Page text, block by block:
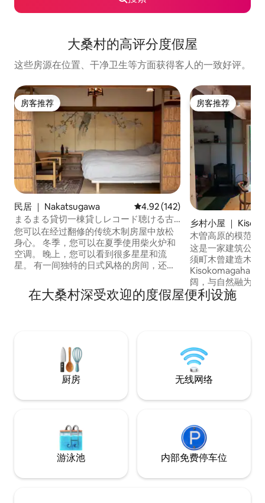
大桑村的高评分度假屋
这些房源在位置、干净卫生等方面获得客人的一致好评。
房客推荐
房客推荐
民居 ｜ Nakatsugawa 平均评分 4.92 分（满分 5 分），
4.92 (142)
まるまる貸切一棟貸しレコード聴ける古
民家/寝室2部屋/最大4名/中津川市付知町/
妻籠、下呂車30分
您可以在经过翻修的传统木制房屋中放松
身心。 冬季，您可以在夏季使用柴火炉和
空调。 晚上，您可以看到很多星星和流
星。 有一间独特的日式风格的房间，还有
「和」的空间，并用季节性花卉树装饰。
如果您愿意，我每天早上都会给您带来热
以提供接送服务。 我也会为您预订住宿。
我们可以向您介绍素食餐厅。 此外，如果
您在Nakasendo步道上，您也可以在
60年前。 用山上砍下来的木头建造。 我们
整栋房子的地板铺满了柏木地板。 客房内
使用Osmo天然油漆。 墙壁由工匠完成
房客推荐
房客推荐
乡村小屋 ｜ Kiso
木曽高原的模范
空 吊床
这是一家建筑公司
须町木曾建造木屋
Kisokomagahara
阔，与自然融为一
海。海拔约 900
柱、木地板和木梁
那里享用午餐。
因此您可以使用它
等。请在大自然的环抱
时填写所有人的联系信息。
的法令，对于
的住宿，我们将收
住宿税。
在大桑村深受欢迎的度假屋便利设施
厨房 无线网络
游泳池 内部免费停车位